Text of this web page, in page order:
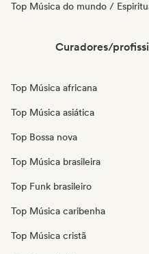
Top Música do mundo /
Curadores/
Top Música africana
Top Música asiática
Top Bossa nova
Top Música brasileira
Top Funk brasileiro
Top Música caribenha
Top Música cristã